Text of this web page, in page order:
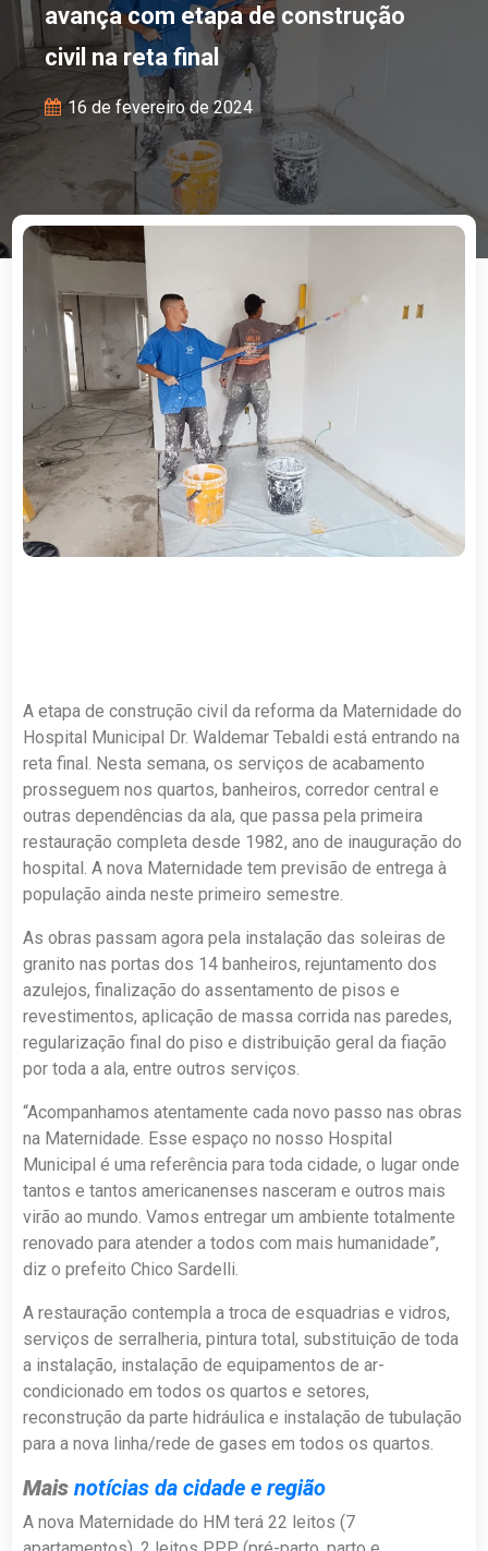
avança com etapa de construção
civil na reta final
16 de fevereiro de 2024
A etapa de construção civil da reforma da Maternidade do
Hospital Municipal Dr. Waldemar Tebaldi está entrando na
reta final. Nesta semana, os serviços de acabamento
prosseguem nos quartos, banheiros, corredor central e
outras dependências da ala, que passa pela primeira
restauração completa desde 1982, ano de inauguração do
hospital. A nova Maternidade tem previsão de entrega à
população ainda neste primeiro semestre.
As obras passam agora pela instalação das soleiras de
granito nas portas dos 14 banheiros, rejuntamento dos
azulejos, finalização do assentamento de pisos e
revestimentos, aplicação de massa corrida nas paredes,
regularização final do piso e distribuição geral da fiação
por toda a ala, entre outros serviços.
“Acompanhamos atentamente cada novo passo nas obras
na Maternidade. Esse espaço no nosso Hospital
Municipal é uma referência para toda cidade, o lugar onde
tantos e tantos americanenses nasceram e outros mais
virão ao mundo. Vamos entregar um ambiente totalmente
renovado para atender a todos com mais humanidade”,
diz o prefeito Chico Sardelli.
A restauração contempla a troca de esquadrias e vidros,
serviços de serralheria, pintura total, substituição de toda
a instalação, instalação de equipamentos de ar-
condicionado em todos os quartos e setores,
reconstrução da parte hidráulica e instalação de tubulação
para a nova linha/rede de gases em todos os quartos.
Maisnotícias da cidade e região
A nova Maternidade do HM terá 22 leitos (7